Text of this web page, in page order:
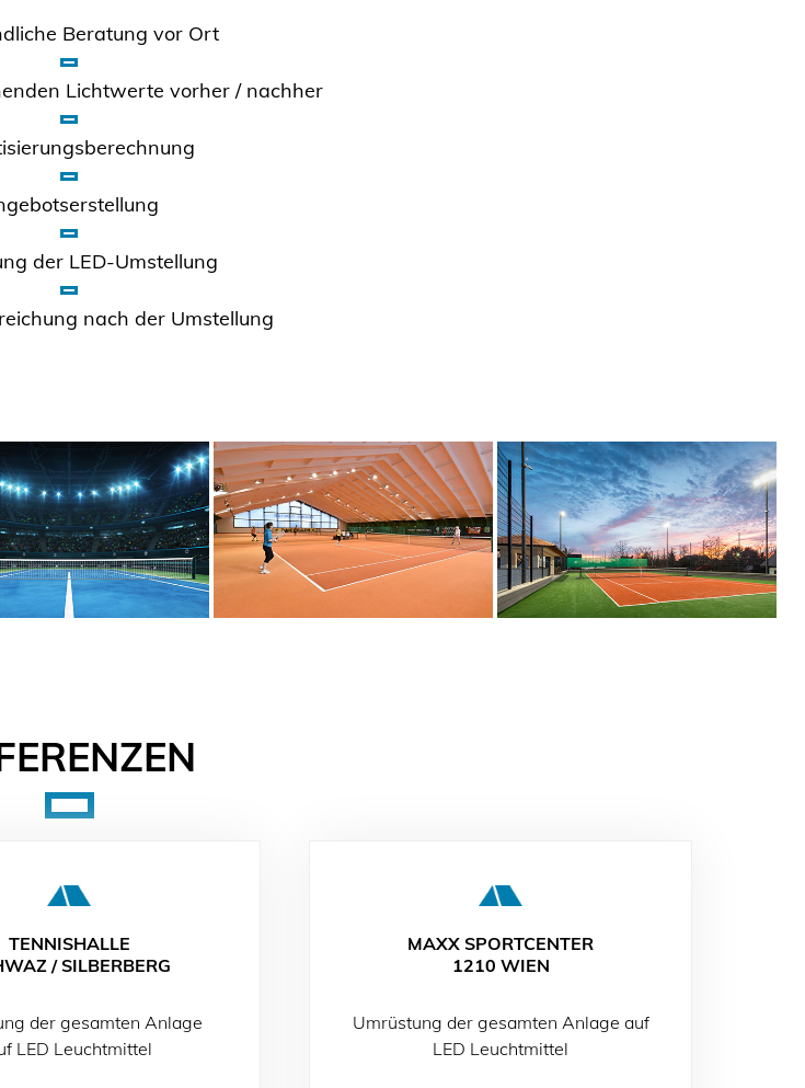
Beratung vor Ort
Lichtwerte vorher / nachher
der LED-Umstellung
nach der Umstellung
TENNISHALLE
/ SILBERBERG
der gesamten Anlage
LED Leuchtmittel
MAXX SPORTCENTER
1210 WIEN
Umrüstung der gesamten Anlage auf
LED Leuchtmittel